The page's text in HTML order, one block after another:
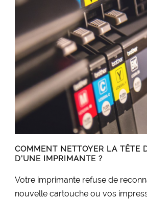
COMMENT NETTOYER LA TÊTE
D’UNE IMPRIMANTE ?
Votre imprimante refuse de
nouvelle cartouche ou vos